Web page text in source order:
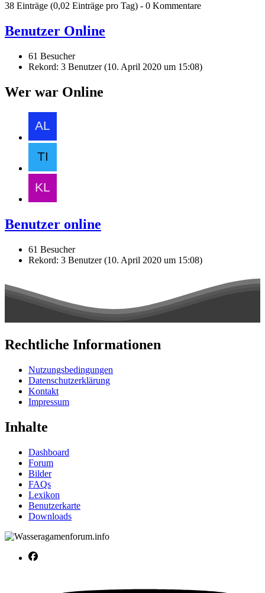
38 Einträge (0,02 Einträge pro Tag) - 0 Kommentare
Benutzer Online
61 Besucher
Rekord: 3 Benutzer (10. April 2020 um 15:08)
Wer war Online
Benutzer online
61 Besucher
Rekord: 3 Benutzer (10. April 2020 um 15:08)
Rechtliche Informationen
Nutzungsbedingungen
Datenschutzerklärung
Kontakt
Impressum
Inhalte
Dashboard
Forum
Bilder
FAQs
Lexikon
Benutzerkarte
Downloads